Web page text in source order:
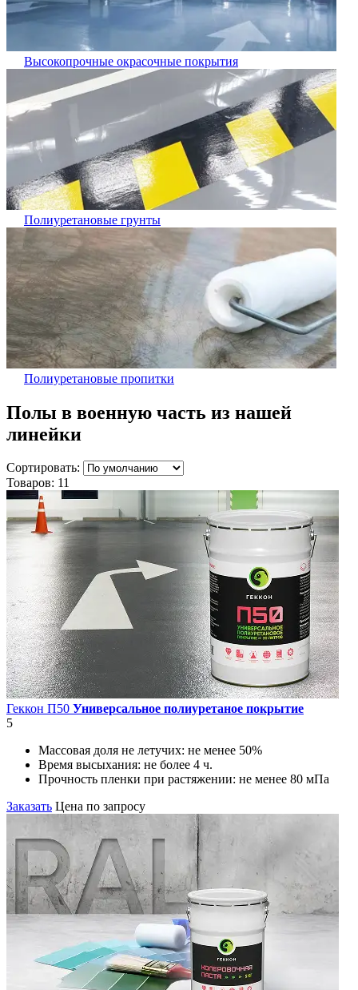
Высокопрочные окрасочные покрытия
Полиуретановые грунты
Полиуретановые пропитки
Полы в военную часть из нашей
линейки
Сортировать:
Товаров: 11
Геккон П50 Универсальное полиуретаное покрытие
5
Массовая доля не летучих: не менее 50%
Время высыхания: не более 4 ч.
Прочность пленки при растяжении: не менее 80 мПа
Заказать Цена по запросу